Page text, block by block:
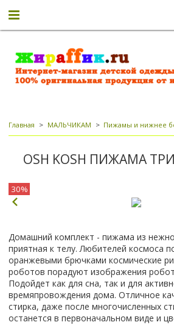
Главная МАЛЬЧИКАМ Пижамы и нижнее
OSH KOSH ПИЖАМА
30%
Домашний комплект - пижама из
приятная к телу. Любителей космоса
оранжевыми брючками космические
роботов порадуют изображения
Подойдет как для сна, так и для
времяпровождения дома. Отличное
стирка, даже после многочисленных
останется в первоначальном виде и